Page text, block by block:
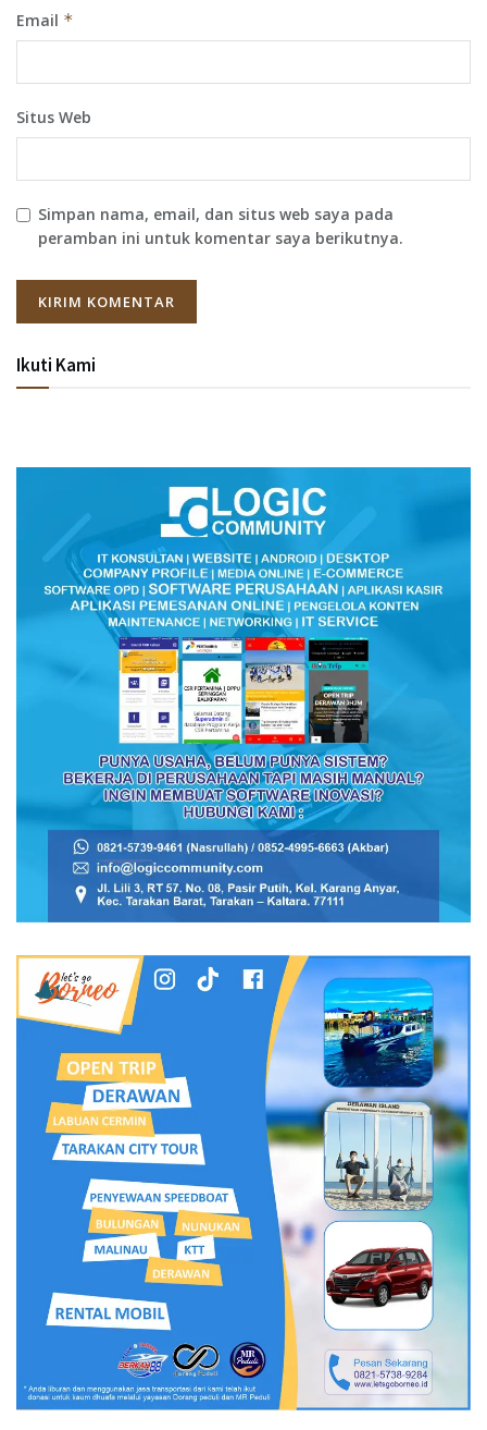
Email *
Situs Web
Simpan nama, email, dan situs web saya pada
peramban ini untuk komentar saya berikutnya.
Ikuti Kami